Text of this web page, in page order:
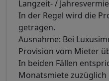
Langzeit- /
In der Regel wird die
getragen.
Ausnahme: Bei
Provision vom Mieter
In beiden Fällen
Monatsmiete zuzüglich